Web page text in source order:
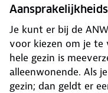
Je kunt er bij de
voor kiezen om je te
hele gezin is
alleenwonende. Als
gezin; dan geldt er